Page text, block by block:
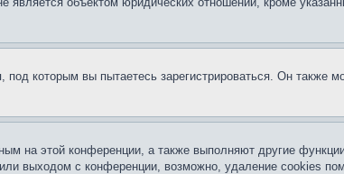
которым вы пытаетесь зарегистрироваться. Он также
на этой конференции, а также выполняют другие
выходом с конференции, возможно, удаление cookies